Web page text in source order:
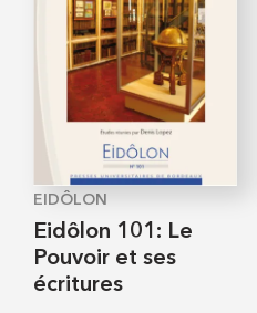
EIDÔLON
Eidôlon 101: Le
Pouvoir et ses
écritures